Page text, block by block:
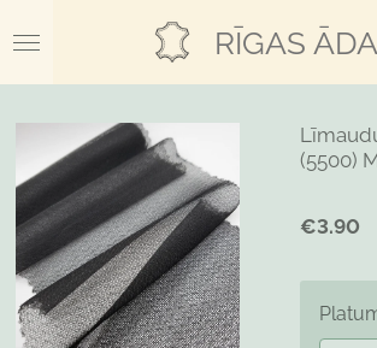
to
main
RĪGAS
(5500)
€3.90